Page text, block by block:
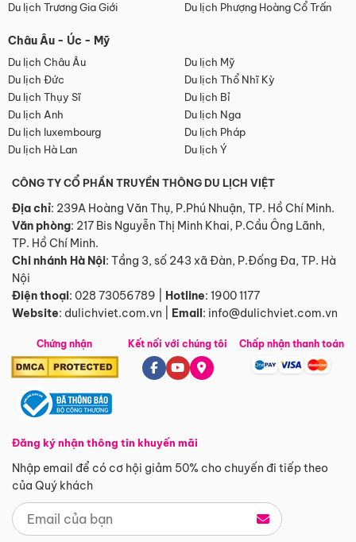
Du lịch Trương Gia Giới
Du lịch Phượng Hoàng Cổ Trấn
Châu Âu - Úc - Mỹ
Du lịch Châu Âu
Du lịch Mỹ
Du lịch Đức
Du lịch Thổ Nhĩ Kỳ
Du lịch Thụy Sĩ
Du lịch Bỉ
Du lịch Anh
Du lịch Nga
Du lịch luxembourg
Du lịch Pháp
Du lịch Hà Lan
Du lịch Ý
CÔNG TY CỔ PHẦN TRUYỀN THÔNG DU LỊCH VIỆT
Địa chỉ: 239A Hoàng Văn Thụ, P.Phú Nhuận, TP. Hồ Chí Minh.
Văn phòng: 217 Bis Nguyễn Thị Minh Khai, P.Cầu Ông Lãnh,
TP. Hồ Chí Minh.
Chi nhánh Hà Nội: Tầng 3, số 243 xã Đàn, P.Đống Đa, TP. Hà
Nội
Điện thoại: 028 73056789 Hotline: 1900 1177
Website: dulichviet.com.vn Email: info@dulichviet.com.vn
Chứng nhận
Đăng ký nhận thông tin khuyến mãi
Nhập email để có cơ hội giảm 50% cho chuyến đi tiếp theo
của Quý khách
Kết nối với chúng tôi Chấp nhận thanh toán